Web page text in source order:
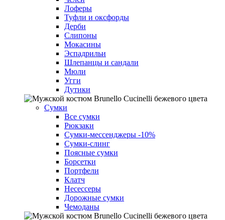
Лоферы
Туфли и оксфорды
Дерби
Слипоны
Мокасины
Эспадрильи
Шлепанцы и сандали
Мюли
Угги
Дутики
Сумки
Все сумки
Рюкзаки
Сумки-мессенджеры -10%
Cумки-слинг
Поясные сумки
Борсетки
Портфели
Клатч
Несессеры
Дорожные сумки
Чемоданы